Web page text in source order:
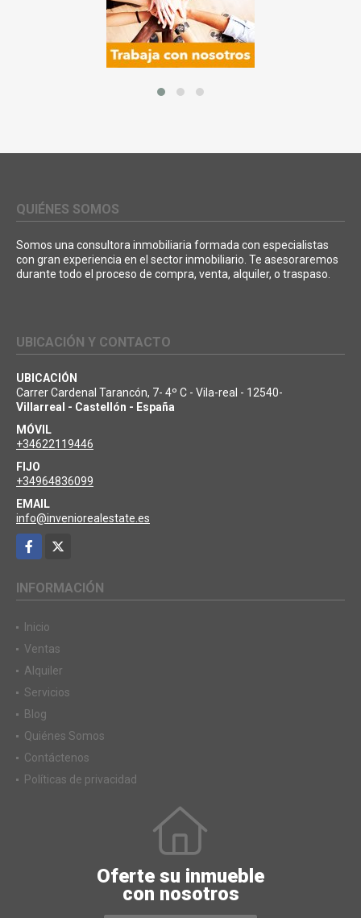
QUIÉNES SOMOS
Somos una consultora inmobiliaria formada con especialistas
con gran experiencia en el sector inmobiliario. Te asesoraremos
durante todo el proceso de compra, venta, alquiler, o traspaso.
UBICACIÓN Y CONTACTO
UBICACIÓN
Carrer Cardenal Tarancón, 7- 4º C - Vila-real - 12540-
Villarreal - Castellón - España
MÓVIL
+34622119446
FIJO
+34964836099
EMAIL
info@inveniorealestate.es
Facebook
INFORMACIÓN
Inicio
Ventas
Alquiler
Servicios
Blog
Quiénes Somos
Contáctenos
Políticas de privacidad
Oferte su inmueble
con nosotros